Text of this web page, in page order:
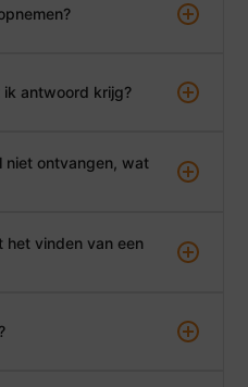
antwoord krijg?
niet ontvangen, wat
het vinden van een